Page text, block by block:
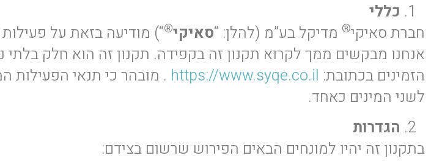
כללי
חברת סאיקי® מדיקל בע”מ (להלן: “סאיקי®“) מודיעה בזאת על
אנחנו מבקשים ממך לקרוא תקנון זה בקפידה. תקנון זה הוא חלק
הזמינים בכתובת: https://www.syqe.co.il . מובהר כי תנאי הפעילות
לשני המינים כאחד.
הגדרות
בתקנון זה יהיו למונחים הבאים הפירוש שרשום בצידם: